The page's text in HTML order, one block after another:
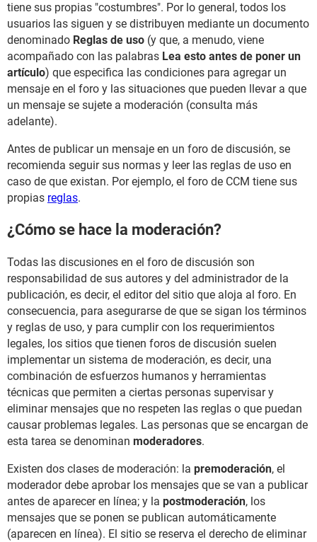
tiene sus propias "costumbres". Por lo general, todos los
usuarios las siguen y se distribuyen mediante un documento
denominado Reglas de uso (y que, a menudo, viene
acompañado con las palabras Lea esto antes de poner un
artículo) que especifica las condiciones para agregar un
mensaje en el foro y las situaciones que pueden llevar a que
un mensaje se sujete a moderación (consulta más
adelante).
Antes de publicar un mensaje en un foro de discusión, se
recomienda seguir sus normas y leer las reglas de uso en
caso de que existan. Por ejemplo, el foro de CCM tiene sus
propias reglas.
¿Cómo se hace la moderación?
Todas las discusiones en el foro de discusión son
responsabilidad de sus autores y del administrador de la
publicación, es decir, el editor del sitio que aloja al foro. En
consecuencia, para asegurarse de que se sigan los términos
y reglas de uso, y para cumplir con los requerimientos
legales, los sitios que tienen foros de discusión suelen
implementar un sistema de moderación, es decir, una
combinación de esfuerzos humanos y herramientas
técnicas que permiten a ciertas personas supervisar y
eliminar mensajes que no respeten las reglas o que puedan
causar problemas legales. Las personas que se encargan de
esta tarea se denominan moderadores.
Existen dos clases de moderación: la premoderación, el
moderador debe aprobar los mensajes que se van a publicar
antes de aparecer en línea; y la postmoderación, los
mensajes que se ponen se publican automáticamente
(aparecen en línea). El sitio se reserva el derecho de eliminar